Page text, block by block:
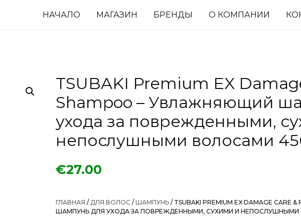
НАЧАЛО МАГАЗИН БРЕНДЫ О КОМПАНИИ
TSUBAKI Premium EX
Shampoo – Увлажняющий
ухода за поврежденными,
непослушными волосами
€27.00
ГЛАВНАЯ /ДЛЯ ВОЛОС /ШАМПУНЬ / TSUBAKI PREMIUM EX DAMAGE
ШАМПУНЬ ДЛЯ УХОДА ЗА ПОВРЕЖДЕННЫМИ, СУХИМИ И